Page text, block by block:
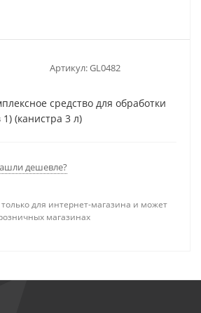
Артикул:GL0482
средство для обработки
(канистра 3 л)
дешевле?
для интернет-магазина и может
магазинах